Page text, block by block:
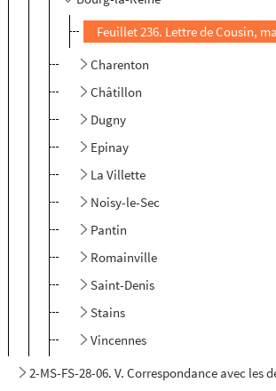
Feuillet 236. Lettre de Cousin,
Charenton
Châtillon
Dugny
Epinay
La Villette
Noisy-le-Sec
Pantin
Romainville
Saint-Denis
Stains
Vincennes
2-MS-FS-28-06. V. Correspondance avec